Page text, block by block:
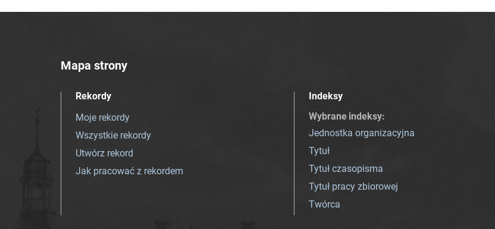
Mapa strony
Rekordy
Moje rekordy
Wszystkie rekordy
Utwórz rekord
Jak pracować z rekordem
Indeksy
Wybrane indeksy:
Jednostka organizacyjna
Tytuł
Tytuł czasopisma
Tytuł pracy zbiorowej
Twórca